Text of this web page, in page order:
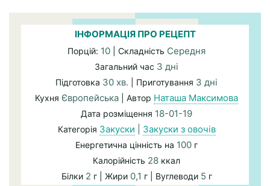
ІНФОРМАЦІЯ ПРО РЕЦЕПТ
Порцій: 10 | Складність Середня
Загальний час 3 дні
Підготовка 30 хв. | Приготування 3 дні
Кухня Європейська | Автор Наташа Максимова
Дата розміщення 18-01-19
Категорія Закуски Закуски з овочів
Енергетична цінність на 100 г
Калорійність 28 ккал
Білки 2 г | Жири 0,1 г | Вуглеводи 5 г